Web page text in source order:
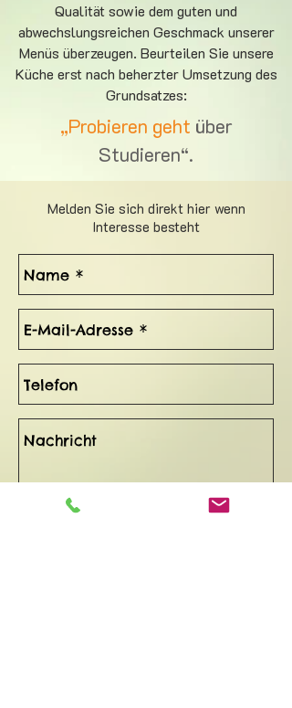
Qualität sowie dem guten und
abwechslungsreichen Geschmack unserer
Menüs überzeugen. Beurteilen Sie unsere
Küche erst nach beherzter Umsetzung des
Grundsatzes:
„Probieren geht über
Studieren“.
Melden Sie sich direkt hier wenn
Interesse besteht